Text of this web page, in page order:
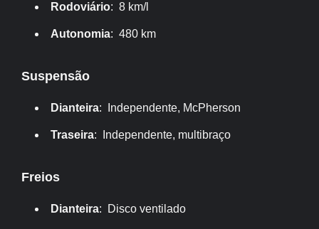
Rodoviário: 8 km/l
Autonomia: 480 km
Suspensão
Dianteira: Independente, McPherson
Traseira: Independente, multibraço
Freios
Dianteira: Disco ventilado